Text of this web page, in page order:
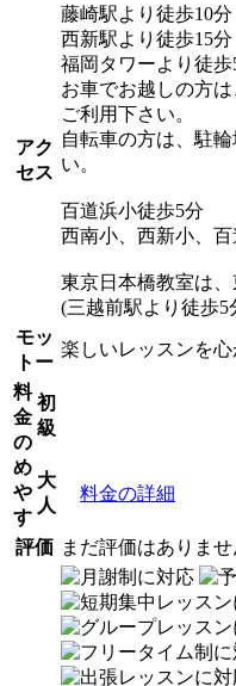
アク
セス
藤崎駅より徒歩10分
西新駅より徒歩15分
福岡タワーより徒歩
お車でお越しの方
ご利用下さい。
自転車の方は、駐
い。
百道浜小徒歩5分
西南小、西新小、
東京日本橋教室は
(三越前駅より徒歩5
モッ
トー
楽しいレッスンを心
料
金
の
め
や
す
初
級
大
人
料金の詳細
評価 まだ評価はありま